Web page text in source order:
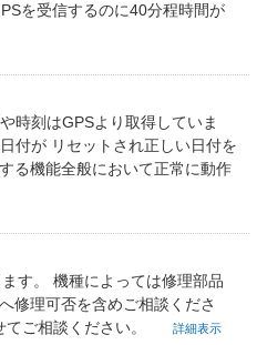
を受信するのに40分程時間が
時刻はGPSより取得していま
付が リセットされ正しい日付を
る機能全般において正常に動作
す。 機種によっては修理部品
修理可否を含めご相談くださ
ご相談ください。
詳細表示